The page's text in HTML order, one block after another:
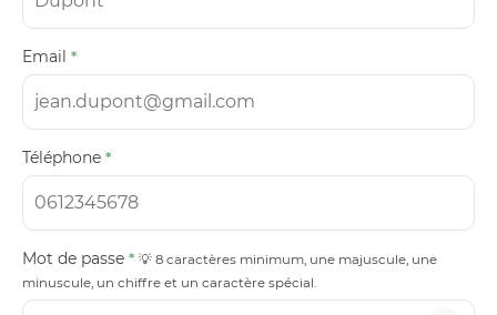
Email *
Téléphone *
Mot de passe * 💡 8 caractères minimum, une majuscule, une
minuscule, un chiffre et un caractère spécial.